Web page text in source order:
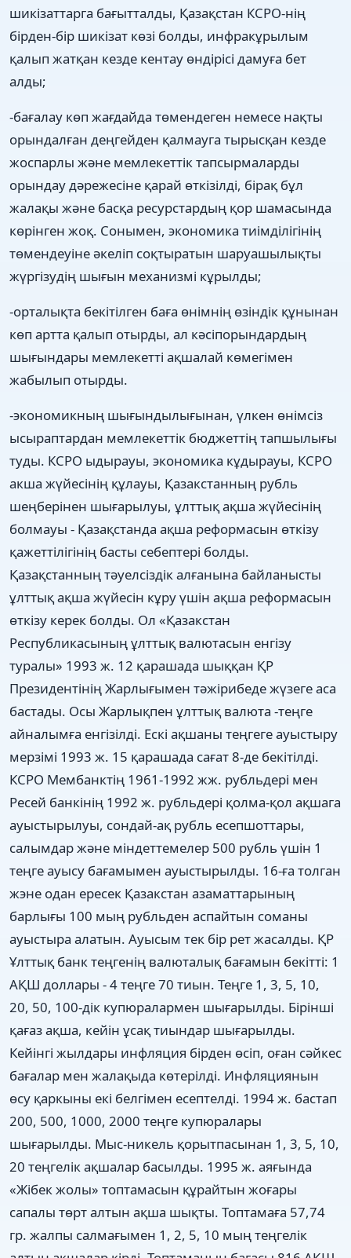
шикізаттарга бағытталды, Қазақстан КСРО-нің
бірден-бір шикізат көзі болды, инфракұрылым
қалып жатқан кезде кентау өндірісі дамуға бет
алды;
-бағалау көп жағдайда төмендеген немесе нақты
орындалған деңгейден қалмауга тырысқан кезде
жоспарлы және мемлекеттік тапсырмаларды
орындау дәрежесіне қарай өткізілді, бірақ бұл
жалақы және басқа ресурстардың қор шамасында
көрінген жоқ. Сонымен, экономика тиімділігінің
төмендеуіне әкеліп соқтыратын шаруашылықты
жүргізудің шығын механизмі кұрылды;
-орталықта бекітілген баға өнімнің өзіндік құнынан
көп артта қалып отырды, ал кәсіпорындардың
шығындары мемлекетті ақшалай көмегімен
жабылып отырды.
-экономикның шығындылығынан, үлкен өнімсіз
ысыраптардан мемлекеттік бюджеттің тапшылығы
туды. КСРО ыдырауы, экономика кұдырауы, КСРО
акша жүйесінің құлауы, Қазакстанның рубль
шеңберінен шығарылуы, ұлттық ақша жүйесінің
болмауы - Қазақстанда ақша реформасын өткізу
қажеттілігінің басты себептері болды.
Қазақстанның тәуелсіздік алғанына байланысты
ұлттық ақша жүйесін кұру үшін ақша реформасын
өткізу керек болды. Ол «Қазакстан
Республикасының ұлттық валютасын енгізу
туралы» 1993 ж. 12 қарашада шыққан ҚР
Президентінің Жарлығымен тәжірибеде жүзеге аса
бастады. Осы Жарлықпен ұлттық валюта -теңге
айналымға енгізілді. Ескі ақшаны теңгеге ауыстыру
мерзімі 1993 ж. 15 қарашада сағат 8-де бекітілді.
КСРО Мембанктің 1961-1992 жж. рубльдері мен
Ресей банкінің 1992 ж. рубльдері қолма-қол ақшага
ауыстырылуы, сондай-ақ рубль есепшоттары,
салымдар және міндеттемелер 500 рубль үшін 1
теңге ауысу бағамымен ауыстырылды. 16-ға толган
жэне одан ересек Қазакстан азаматтарының
барлығы 100 мың рубльден аспайтын соманы
ауыстыра алатын. Ауысым тек бір рет жасалды. ҚР
Ұлттық банк теңгенің валюталық бағамын бекітті: 1
АҚШ доллары - 4 теңге 70 тиын. Теңге 1, 3, 5, 10,
20, 50, 100-дік купюралармен шығарылды. Бірінші
қағаз ақша, кейін ұсақ тиындар шығарылды.
Кейінгі жылдары инфляция бірден өсіп, оған сәйкес
бағалар мен жалақыда көтерілді. Инфляциянын
өсу қаркыны екі белгімен есептелді. 1994 ж. бастап
200, 500, 1000, 2000 теңге купюралары
шығарылды. Мыс-никель қорытпасынан 1, 3, 5, 10,
20 теңгелік ақшалар басылды. 1995 ж. аяғында
«Жібек жолы» топтамасын құрайтын жоғары
сапалы төрт алтын ақша шықты. Топтамаға 57,74
гр. жалпы салмағымен 1, 2, 5, 10 мың теңгелік